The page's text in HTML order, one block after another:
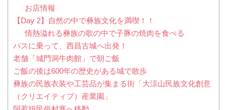
お店情報
【Day 2】自然の中で彝族文化を満喫！！
情熱溢れる彝族の歌の中で子豚の焼肉を食べる
バスに乗って、西昌古城へ出発！
老舗「城門洞牛肉館」で朝ご飯
ご飯の後は600年の歴史がある城で散歩
彝族の民族衣装や工芸品が集まる街「大涼山民族文化創意
（クリエイティブ）産業園」